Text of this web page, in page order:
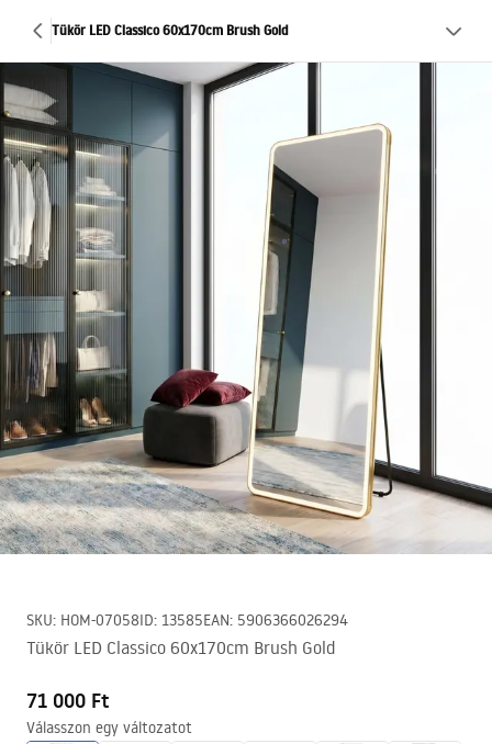
Tükör LED Classico 60x170cm Brush Gold
SKU: HOM-07058ID: 13585EAN: 5906366026294
Tükör LED Classico 60x170cm Brush Gold
71 000 Ft
Válasszon egy változatot